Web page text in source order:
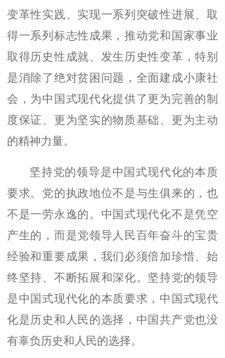
变革性实践、实现一系列突破性进展、取
得一系列标志性成果，推动党和国家事业
取得历史性成就、发生历史性变革，特别
是消除了绝对贫困问题，全面建成小康社
会，为中国式现代化提供了更为完善的制
度保证、更为坚实的物质基础、更为主动
的精神力量。
坚持党的领导是中国式现代化的本质
要求。党的执政地位不是与生俱来的，也
不是一劳永逸的。中国式现代化不是凭空
产生的，而是党领导人民百年奋斗的宝贵
经验和重要成果，我们必须倍加珍惜、始
终坚持、不断拓展和深化。坚持党的领导
是中国式现代化的本质要求，中国式现代
化是历史和人民的选择，中国共产党也没
有辜负历史和人民的选择。